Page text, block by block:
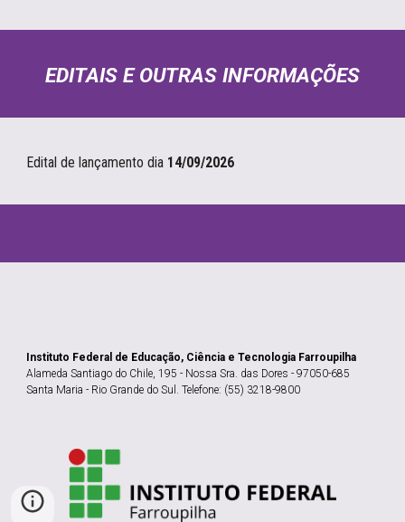
EDITAIS E OUTRAS INFORMAÇÕES
Edital de lançamento dia 14/09/2026
Instituto Federal de Educação, Ciência e Tecnologia Farroupilha
Alameda Santiago do Chile, 195 - Nossa Sra. das Dores - 97050-685
Santa Maria - Rio Grande do Sul. Telefone: (55) 3218-9800